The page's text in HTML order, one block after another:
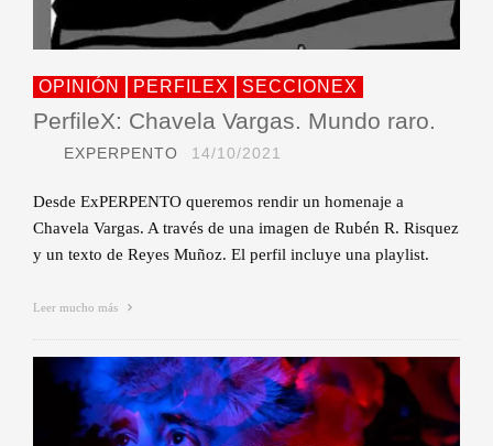
OPINIÓN PERFILEX SECCIONEX
PerfileX: Chavela Vargas. Mundo raro.
EXPERPENTO 14/10/2021
Desde ExPERPENTO queremos rendir un homenaje a
Chavela Vargas. A través de una imagen de Rubén R. Risquez
y un texto de Reyes Muñoz. El perfil incluye una playlist.
Leer mucho más